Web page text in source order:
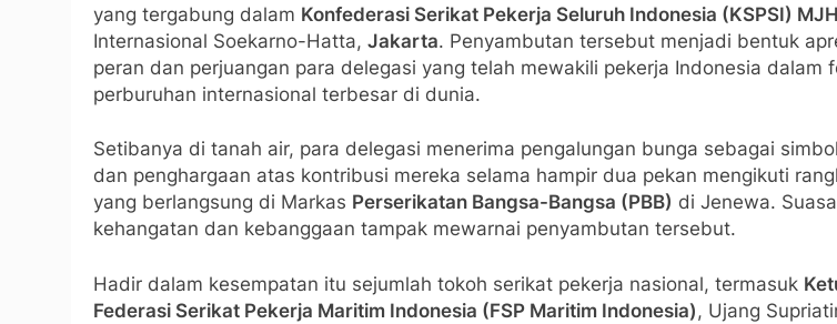
yang tergabung dalam Konfederasi Serikat Pekerja Seluruh Indonesia (KSPSI) MJH
Internasional Soekarno-Hatta, Jakarta. Penyambutan tersebut menjadi bentuk
peran dan perjuangan para delegasi yang telah mewakili pekerja Indonesia dalam
perburuhan internasional terbesar di dunia.
Setibanya di tanah air, para delegasi menerima pengalungan bunga sebagai
dan penghargaan atas kontribusi mereka selama hampir dua pekan mengikuti
yang berlangsung di Markas Perserikatan Bangsa-Bangsa (PBB) di Jenewa.
kehangatan dan kebanggaan tampak mewarnai penyambutan tersebut.
Hadir dalam kesempatan itu sejumlah tokoh serikat pekerja nasional, termasuk
Federasi Serikat Pekerja Maritim Indonesia (FSP Maritim Indonesia) , Ujang